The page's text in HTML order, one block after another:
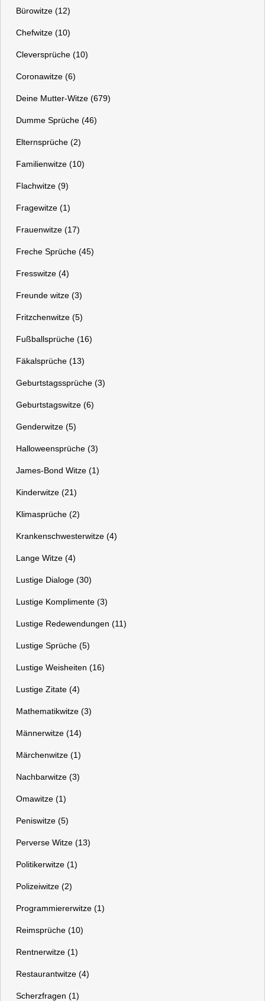
Bürowitze (12)
Chefwitze (10)
Cleversprüche (10)
Coronawitze (6)
Deine Mutter-Witze (679)
Dumme Sprüche (46)
Elternsprüche (2)
Familienwitze (10)
Flachwitze (9)
Fragewitze (1)
Frauenwitze (17)
Freche Sprüche (45)
Fresswitze (4)
Freunde witze (3)
Fritzchenwitze (5)
Fußballsprüche (16)
Fäkalsprüche (13)
Geburtstagssprüche (3)
Geburtstagswitze (6)
Genderwitze (5)
Halloweensprüche (3)
James-Bond Witze (1)
Kinderwitze (21)
Klimasprüche (2)
Krankenschwesterwitze (4)
Lange Witze (4)
Lustige Dialoge (30)
Lustige Komplimente (3)
Lustige Redewendungen (11)
Lustige Sprüche (5)
Lustige Weisheiten (16)
Lustige Zitate (4)
Mathematikwitze (3)
Männerwitze (14)
Märchenwitze (1)
Nachbarwitze (3)
Omawitze (1)
Peniswitze (5)
Perverse Witze (13)
Politikerwitze (1)
Polizeiwitze (2)
Programmiererwitze (1)
Reimsprüche (10)
Rentnerwitze (1)
Restaurantwitze (4)
Scherzfragen (1)